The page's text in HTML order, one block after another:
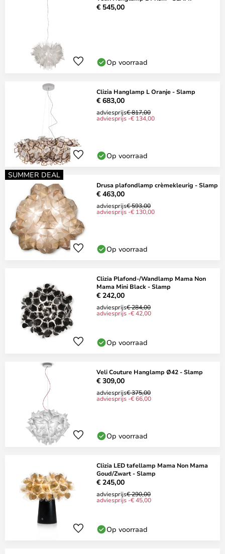
€ 545,00
Op voorraad
Clizia Hanglamp L Oranje - Slamp
€ 683,00
adviesprijs€ 817,00
adviesprijs -€ 134,00
Op voorraad
SUMMER DEAL
Drusa plafondlamp crèmekleurig - Slamp
€ 463,00
adviesprijs€ 593,00
adviesprijs -€ 130,00
Op voorraad
Clizia Plafond-/Wandlamp Mama Non
Mama Mini Black - Slamp
€ 242,00
adviesprijs€ 284,00
adviesprijs -€ 42,00
Op voorraad
Veli Couture Hanglamp Ø42 - Slamp
€ 309,00
adviesprijs€ 375,00
adviesprijs -€ 66,00
Op voorraad
Clizia LED tafellamp Mama Non Mama
Goud/Zwart - Slamp
€ 245,00
adviesprijs€ 290,00
adviesprijs -€ 45,00
Op voorraad